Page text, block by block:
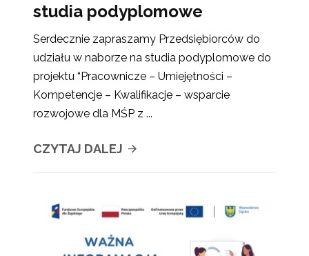
studia podyplomowe
Serdecznie zapraszamy Przedsiębiorców do
udziału w naborze na studia podyplomowe do
projektu “Pracownicze – Umiejętności –
Kompetencje – Kwalifikacje – wsparcie
rozwojowe dla MŚP z ...
CZYTAJ DALEJ